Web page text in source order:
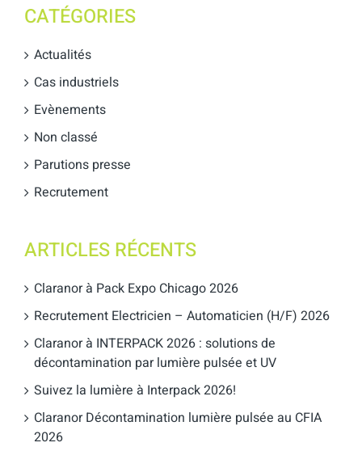
CATÉGORIES
Actualités
Cas industriels
Evènements
Non classé
Parutions presse
Recrutement
ARTICLES RÉCENTS
Claranor à Pack Expo Chicago 2026
Recrutement Electricien – Automaticien (H/F) 2026
Claranor à INTERPACK 2026 : solutions de
décontamination par lumière pulsée et UV
Suivez la lumière à Interpack 2026!
Claranor Décontamination lumière pulsée au CFIA
2026